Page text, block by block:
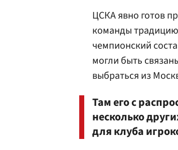
ЦСКА явно готов
команды
чемпионский
могли быть
выбраться из
Там его с
несколько
для клуба